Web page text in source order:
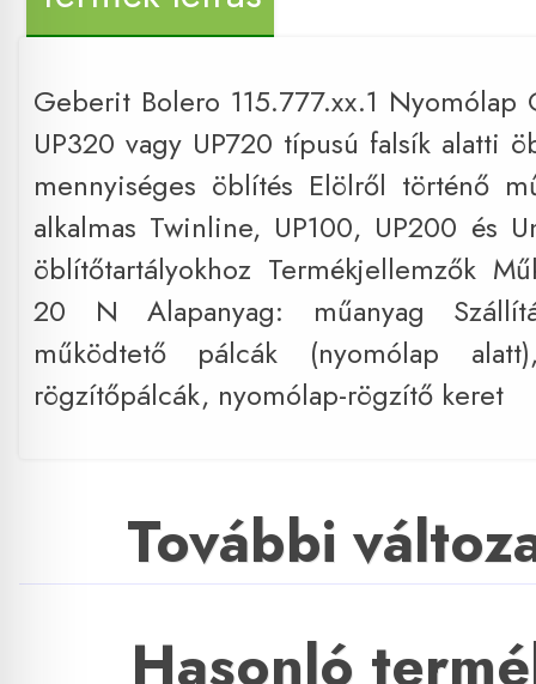
Geberit Bolero 115.777.xx.1 Nyomólap
UP320 vagy UP720 típusú falsík alatti
mennyiséges öblítés Elölről történő
alkalmas Twinline, UP100, UP200 és
öblítőtartályokhoz Termékjellemzők
20 N Alapanyag: műanyag
működtető pálcák (nyomólap
rögzítőpálcák, nyomólap-rögzítő keret
További
Hasonló